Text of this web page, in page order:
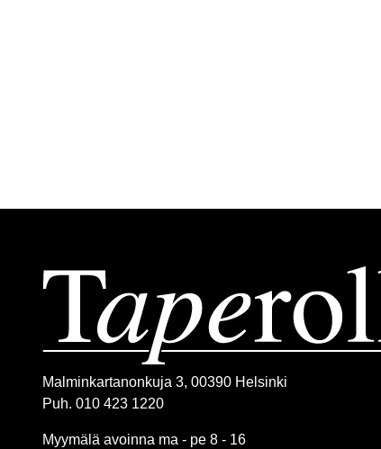
Malminkartanonkuja 3, 00390 Helsinki
Puh. 010 423 1220
Myymälä avoinna ma - pe 8 - 16